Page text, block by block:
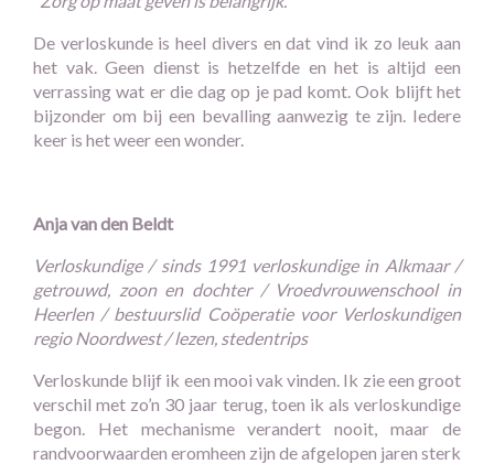
De verloskunde is heel divers en dat vind ik zo leuk aan
het vak. Geen dienst is hetzelfde en het is altijd een
verrassing wat er die dag op je pad komt. Ook blijft het
bijzonder om bij een bevalling aanwezig te zijn. Iedere
keer is het weer een wonder.
Anja van den Beldt
Verloskundige / sinds 1991 verloskundige in Alkmaar /
getrouwd, zoon en dochter / Vroedvrouwenschool in
Heerlen / bestuurslid Coöperatie voor Verloskundigen
regio Noordwest / lezen, stedentrips
Verloskunde blijf ik een mooi vak vinden. Ik zie een groot
verschil met zo’n 30 jaar terug, toen ik als verloskundige
begon. Het mechanisme verandert nooit, maar de
randvoorwaarden eromheen zijn de afgelopen jaren sterk